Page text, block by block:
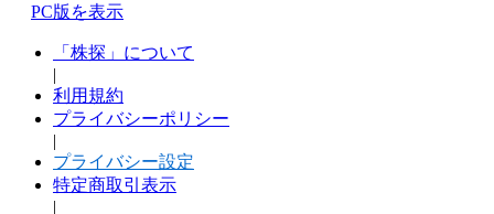
PC版を表示
「株探」について
|
利用規約
プライバシーポリシー
|
プライバシー設定
特定商取引表示
|